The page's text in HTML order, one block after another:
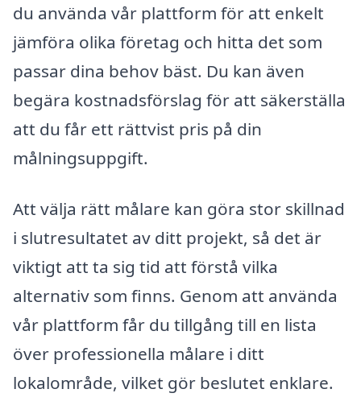
du använda vår plattform för att enkelt
jämföra olika företag och hitta det som
passar dina behov bäst. Du kan även
begära kostnadsförslag för att säkerställa
att du får ett rättvist pris på din
målningsuppgift.
Att välja rätt målare kan göra stor skillnad
i slutresultatet av ditt projekt, så det är
viktigt att ta sig tid att förstå vilka
alternativ som finns. Genom att använda
vår plattform får du tillgång till en lista
över professionella målare i ditt
lokalområde, vilket gör beslutet enklare.